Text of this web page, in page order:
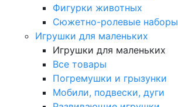
Фигурки животных
Сюжетно-ролевые наборы
Игрушки для маленьких
Игрушки для маленьких
Все товары
Погремушки и грызунки
Мобили, подвески, дуги